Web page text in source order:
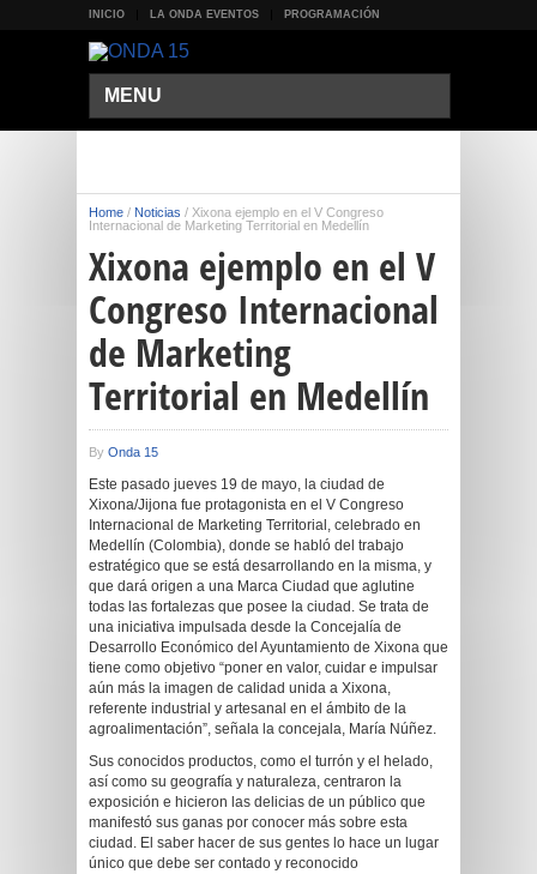
INICIO LA ONDA EVENTOS PROGRAMACIÓN
MENU
Home / Noticias / Xixona ejemplo en el V Congreso
Internacional de Marketing Territorial en Medellín
Xixona ejemplo en el V
Congreso Internacional
de Marketing
Territorial en Medellín
By Onda 15
Este pasado jueves 19 de mayo, la ciudad de
Xixona/Jijona fue protagonista en el V Congreso
Internacional de Marketing Territorial, celebrado en
Medellín (Colombia), donde se habló del trabajo
estratégico que se está desarrollando en la misma, y
que dará origen a una Marca Ciudad que aglutine
todas las fortalezas que posee la ciudad. Se trata de
una iniciativa impulsada desde la Concejalía de
Desarrollo Económico del Ayuntamiento de Xixona que
tiene como objetivo “poner en valor, cuidar e impulsar
aún más la imagen de calidad unida a Xixona,
referente industrial y artesanal en el ámbito de la
agroalimentación”, señala la concejala, María Núñez.
Sus conocidos productos, como el turrón y el helado,
así como su geografía y naturaleza, centraron la
exposición e hicieron las delicias de un público que
manifestó sus ganas por conocer más sobre esta
ciudad. El saber hacer de sus gentes lo hace un lugar
único que debe ser contado y reconocido